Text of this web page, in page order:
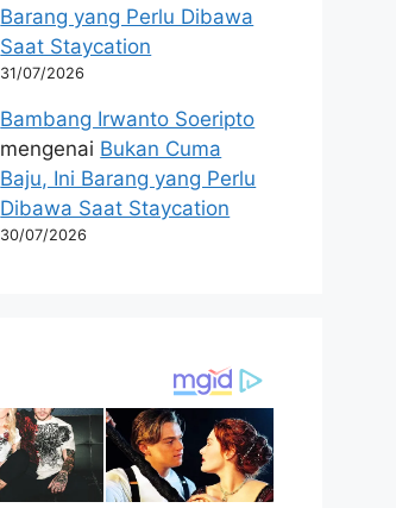
Barang yang Perlu Dibawa
Saat Staycation
31/07/2026
Bambang Irwanto Soeripto
mengenai Bukan Cuma
Baju, Ini Barang yang Perlu
Dibawa Saat Staycation
30/07/2026